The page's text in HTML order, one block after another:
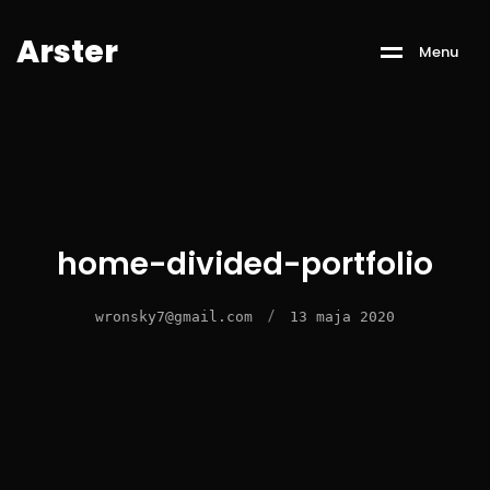
Arster Menu
home-divided-portfolio
wronsky7@gmail.com / 13 maja 2020